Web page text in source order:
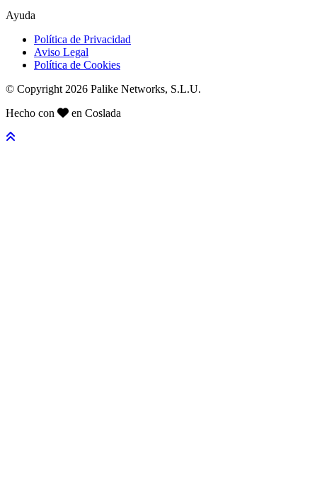
Ayuda
Política de Privacidad
Aviso Legal
Política de Cookies
© Copyright 2026 Palike Networks, S.L.U.
Hecho con
en Coslada